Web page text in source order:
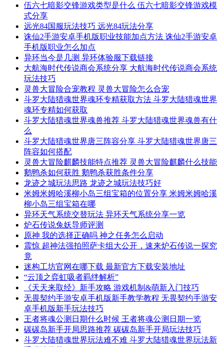
伍六七暗影交锋游戏类型是什么 伍六七暗影交锋游戏模
式分享
远光84国服玩法技巧 远光84玩法分享
诛仙2手游安卓手机版职业技能加点方法 诛仙2手游安卓
手机版职业怎么加点
异环当今是几测 异环体验服下载链接
大航海时代传说商会系统分享 大航海时代传说商会系统
玩法技巧
灵兽大冒险合宠教程 灵兽大冒险怎么合宠
斗罗大陆猎魂世界魂环专精获取方法 斗罗大陆猎魂世界
魂环专精如何获取
斗罗大陆猎魂世界魂兽推荐 斗罗大陆猎魂世界魂兽有什
么
斗罗大陆猎魂世界唐三阵容分享 斗罗大陆猎魂世界唐三
阵容如何搭配
灵兽大冒险麒麟技能特点推荐 灵兽大冒险麒麟什么技能
鹅鸭杀如何获胜 鹅鸭杀获胜条件分享
龙迹之城玩法思路 龙迹之城玩法技巧好
米姆米姆哈溪柳小岛三组宝箱的位置分享 米姆米姆哈溪
柳小岛三组宝箱在哪
异环天气系统交替玩法 异环天气系统分享一览
炉石传说兔妖导师评测
原神 我的选择正确吗 神之任务怎么启动
震惊 超神法强拍照萨卡组大公开，速来炉石传说一探究
竟
迷构工坊官网在哪下载 最新官方下载安装地址
“云顶之弈虹吸者羁绊解析”
《天天来取经》新手攻略 游戏机制&萌新入门技巧
无畏契约手游安卓手机版新手教学教程 无畏契约手游安
卓手机版新手玩法技巧
王者将魂公测日期什么时候 王者将魂公测日期一览
碳碳岛新手开局思路推荐 碳碳岛新手开局玩法技巧
斗罗大陆猎魂世界玩法难不难 斗罗大陆猎魂世界玩法新